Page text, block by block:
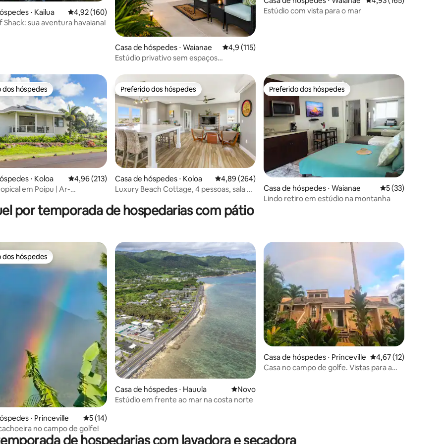
de 5, 43 avaliações
⋅ Kailua 4,92 de uma avaliação média de 5, 160 avaliações
4,92 (160)
Shack: sua aventura havaiana!
Casa de hóspedes ⋅ Waianae 4,9 de uma avaliação média de 5, 115 avaliações
4,9 (115)
Estúdio privativo sem espaços
Estúdio com vista para o mar
de 5, 10 avaliações
dos hóspedes
dos hóspedes
⋅ Koloa 4,96 de uma avaliação média de 5, 213 avaliações
4,96 (213)
em Poipu | Ar-
JULHO
Preferido dos hóspedes
Preferido dos hóspedes
Casa de hóspedes ⋅ Koloa 4,89 de uma avaliação média de 5, 264 avaliações
4,89 (264)
Luxury Beach Cottage, 4 pessoas, sala de
Preferido dos hóspedes
Preferido dos hóspedes
Casa de hóspedes ⋅ Waianae 5 de uma
5 (33)
Lindo retiro em estúdio na montanha
por temporada de hospedarias com pátio
média de 5, 3 avaliações
dos hóspedes
dos hóspedes
⋅ Princeville 5 de uma avaliação média de 5, 14 avaliações
5 (14)
no campo de golfe!
Casa de hóspedes ⋅ Hauula Novo lugar para ficar
Novo
Estúdio em frente ao mar na costa norte
Casa de hóspedes ⋅ Princeville 4,67 de uma
4,67 (12)
Casa no campo de golfe. Vistas para a